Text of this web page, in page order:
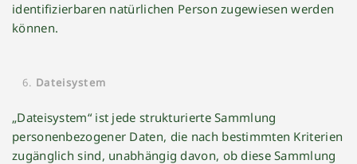
identifizierbaren natürlichen Person zugewiesen werden
können.
Dateisystem
„Dateisystem“ ist jede strukturierte Sammlung
personenbezogener Daten, die nach bestimmten Kriterien
zugänglich sind, unabhängig davon, ob diese Sammlung